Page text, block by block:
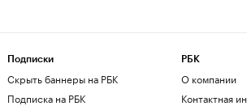
Подписки
Скрыть баннеры на РБК
Подписка на РБК
РБК
О компании
Контактная